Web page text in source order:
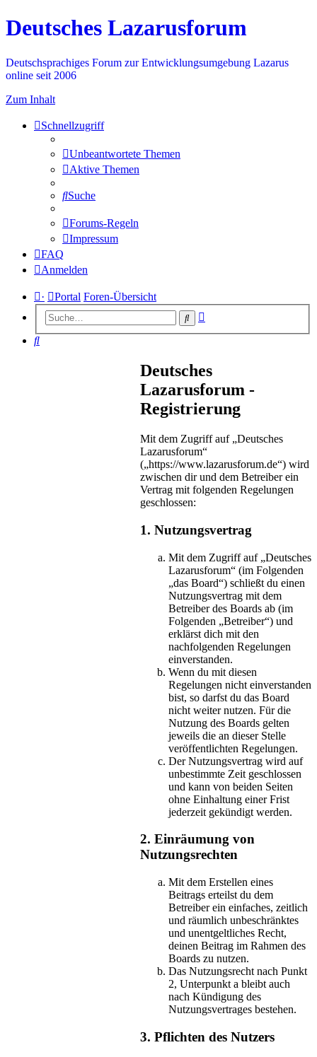
Deutsches Lazarusforum
Deutschsprachiges Forum zur Entwicklungsumgebung Lazarus
online seit 2006
Zum Inhalt
Schnellzugriff
Unbeantwortete Themen
Aktive Themen
Suche
Forums-Regeln
Impressum
FAQ
Anmelden
· Portal Foren-Übersicht
Suche
Suche
Deutsches
Lazarusforum -
Registrierung
Mit dem Zugriff auf „Deutsches
Lazarusforum“
(„https://www.lazarusforum.de“) wird
zwischen dir und dem Betreiber ein
Vertrag mit folgenden Regelungen
geschlossen:
1. Nutzungsvertrag
Mit dem Zugriff auf „Deutsches
Lazarusforum“ (im Folgenden
„das Board“) schließt du einen
Nutzungsvertrag mit dem
Betreiber des Boards ab (im
Folgenden „Betreiber“) und
erklärst dich mit den
nachfolgenden Regelungen
einverstanden.
Wenn du mit diesen
Regelungen nicht einverstanden
bist, so darfst du das Board
nicht weiter nutzen. Für die
Nutzung des Boards gelten
jeweils die an dieser Stelle
veröffentlichten Regelungen.
Der Nutzungsvertrag wird auf
unbestimmte Zeit geschlossen
und kann von beiden Seiten
ohne Einhaltung einer Frist
jederzeit gekündigt werden.
2. Einräumung von
Nutzungsrechten
Mit dem Erstellen eines
Beitrags erteilst du dem
Betreiber ein einfaches, zeitlich
und räumlich unbeschränktes
und unentgeltliches Recht,
deinen Beitrag im Rahmen des
Boards zu nutzen.
Das Nutzungsrecht nach Punkt
2, Unterpunkt a bleibt auch
nach Kündigung des
Nutzungsvertrages bestehen.
3. Pflichten des Nutzers